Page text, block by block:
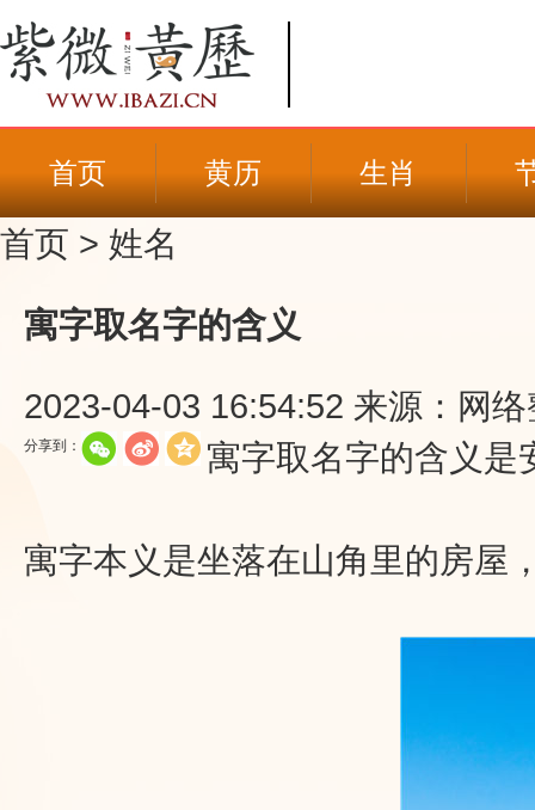
首页 黄历 生肖
首页 > 姓名
寓字取名字的含义
2023-04-03 16:54:52 来源：网
分享到： 寓字取名字的含义是
寓字本义是坐落在山角里的房屋